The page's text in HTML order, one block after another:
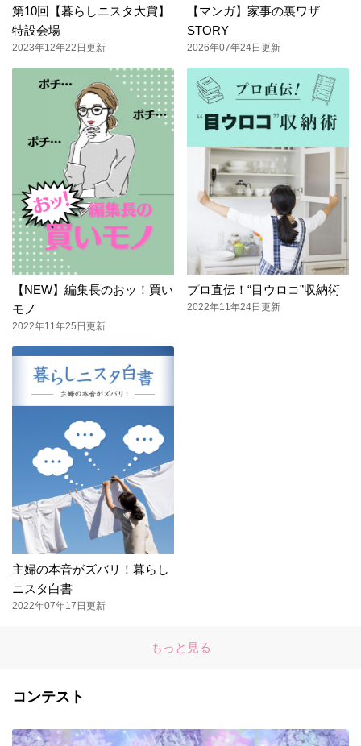
第10回【暮らしニスタ大賞】
特設会場
2023年12年22日更新
【マンガ】家事の裏ワザ
STORY
2026年07年24日更新
【NEW】編集長のおッ！買い
モノ
2022年11年25日更新
プロ直伝！“目ウロコ”収納術
2022年11年24日更新
主婦の本音がズバリ！暮らし
ニスタ白書
2022年07年17日更新
もっと見る
コンテスト